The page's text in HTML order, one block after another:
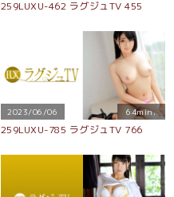
259LUXU-462 ラグジュTV 455
2023/06/06 64min.
259LUXU-785 ラグジュTV 766